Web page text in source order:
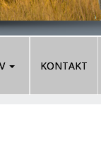
KONTAKT